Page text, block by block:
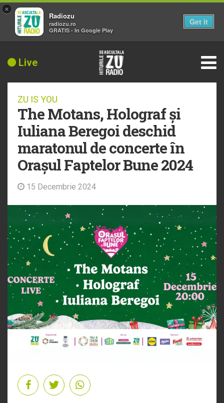
Live
ZU IS YOU
The Motans, Holograf și
Iuliana Beregoi deschid
maratonul de concerte în
Orașul Faptelor Bune 2024
15 Decembrie 2024
×
Radiozu
radiozu.ro
GRATIS - In Google Play
Get it